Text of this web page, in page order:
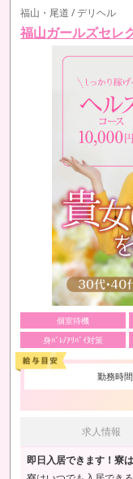
福山・尾道 / デリヘル
福山ガールズセレ
個室待機
身ﾊﾞﾚ/ｱﾘﾊﾞｲ対策
勤務時
求人情報
即日入居できます！寮